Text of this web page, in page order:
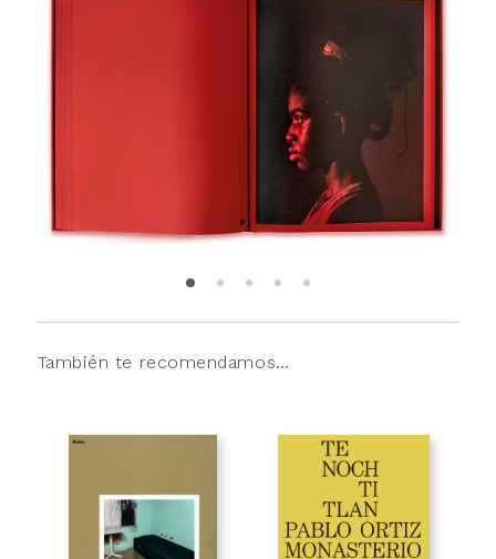
También te recomendamos…